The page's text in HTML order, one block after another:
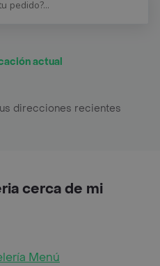
actual
direcciones recientes
cerca de mi
Menú